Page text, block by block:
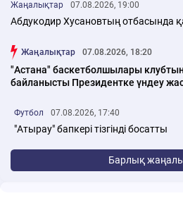
Жаңалықтар 07.08.2026, 19:00
Абдукодир Хусановтың отбасында
Жаңалықтар 07.08.2026, 18:20
"Астана" баскетболшылары
байланысты Президентке үндеу
Футбол 07.08.2026, 17:40
"Атырау" бапкері тізгінді босатты
Барлық